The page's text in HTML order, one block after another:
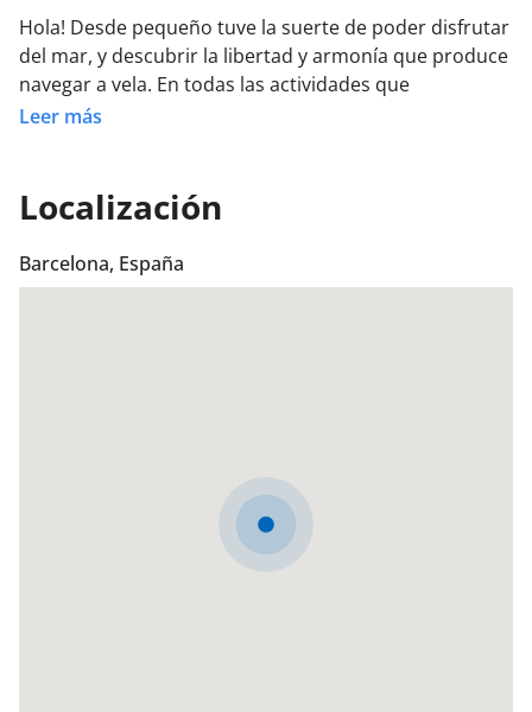
Hola! Desde pequeño tuve la suerte de poder disfrutar
del mar, y descubrir la libertad y armonía que produce
navegar a vela. En todas las actividades que
realizamos, encontrarás a un patrón/a profesional con
Leer más
Localización
Barcelona, España